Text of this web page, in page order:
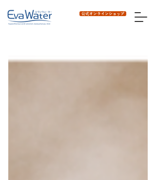
公式オンラインショップ